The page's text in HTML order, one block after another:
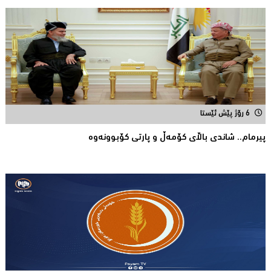
6 رۆژ پێش ئێستا
پیرمام.. شاندی باڵای كۆمه‌ڵ و پارتی كۆبوونه‌وه‌